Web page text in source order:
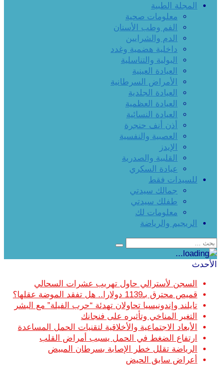
المجلة الطبية
معلومات صحية
الفم وطب الأسنان
الدم والشرايين
داخلية هضمية وغدد
البولية والتناسلية
العيادة العينية
الأمراض السرطانية
العيادة الجلدية
العيادة العظمية
العيادة النسائية
أذن أنف حنجرة
العصبية والنفسية
الإيدز
القلبية والصدرية
عيادة السكري
للسيدات فقط
جمالك سيدتي
طفلك سيدتي
معلومات لك
الريجيم والرياضة
الأحدث
السجن لأسترالي حاول تهريب عشرات السحالي
قميص محترق بـ1139 دولارا.. هل تفقد الموضة عقلها؟
تايلند وإندونيسيا تحاولان تهدئة “حرب الفيلة” مع البشر
التغير المناخي وتأثيره على فنجانك
الأبعاد الاجتماعية والأخلاقية لتقنيات الحمل المساعدة
ارتفاع الضغط في الحمل يسبب أمراض القلب
الرياضة تقلل خطر الإصابة بسرطان المبيض
أعراض سابق الحيض